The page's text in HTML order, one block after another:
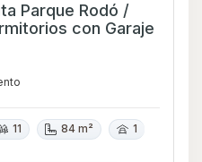
Parque Rodó /
con Garaje
11 84 m² 1